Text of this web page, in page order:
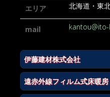
エリア 北海道・東
mail
伊藤建材株式会社
遠赤外線フィルム式床暖房